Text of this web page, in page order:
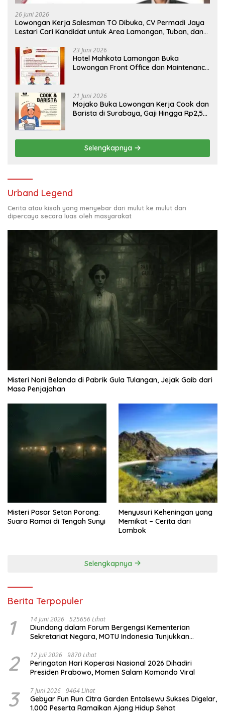
26 Juni 2026
Lowongan Kerja Salesman TO Dibuka, CV Permadi Jaya
Lestari Cari Kandidat untuk Area Lamongan, Tuban, dan
23 Juni 2026
Hotel Mahkota Lamongan Buka
Lowongan Front Office dan Maintenance
21 Juni 2026
Mojako Buka Lowongan Kerja Cook dan
Barista di Surabaya, Gaji Hingga Rp2,5
Selengkapnya
Urband Legend
Cerita atau kisah yang menyebar dari mulut ke mulut dan
dipercaya secara luas oleh masyarakat
Misteri Noni Belanda di Pabrik Gula Tulangan, Jejak Gaib dari
Masa Penjajahan
Misteri Pasar Setan Porong:
Suara Ramai di Tengah Sunyi
Menyusuri Keheningan yang
Memikat – Cerita dari
Lombok
Selengkapnya
Berita Terpopuler
1 14 Juni 2026 525656 Lihat
Diundang dalam Forum Bergengsi Kementerian
Sekretariat Negara, MOTU Indonesia Tunjukkan
2 12 Juli 2026 9870 Lihat
Peringatan Hari Koperasi Nasional 2026 Dihadiri
Presiden Prabowo, Momen Salam Komando Viral
3 7 Juni 2026 9464 Lihat
Gebyar Fun Run Citra Garden Entalsewu Sukses Digelar,
1.000 Peserta Ramaikan Ajang Hidup Sehat